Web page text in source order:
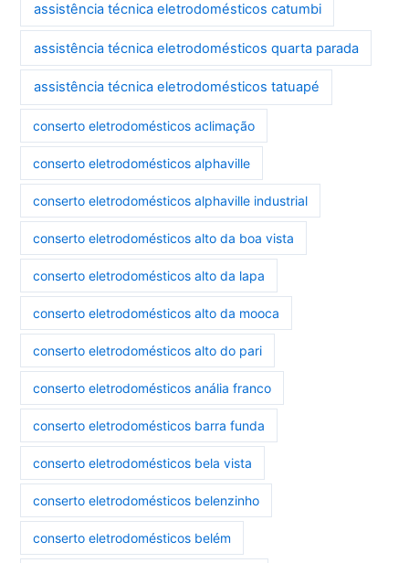
assistência técnica eletrodomésticos catumbi
assistência técnica eletrodomésticos quarta parada
assistência técnica eletrodomésticos tatuapé
conserto eletrodomésticos aclimação
conserto eletrodomésticos alphaville
conserto eletrodomésticos alphaville industrial
conserto eletrodomésticos alto da boa vista
conserto eletrodomésticos alto da lapa
conserto eletrodomésticos alto da mooca
conserto eletrodomésticos alto do pari
conserto eletrodomésticos anália franco
conserto eletrodomésticos barra funda
conserto eletrodomésticos bela vista
conserto eletrodomésticos belenzinho
conserto eletrodomésticos belém